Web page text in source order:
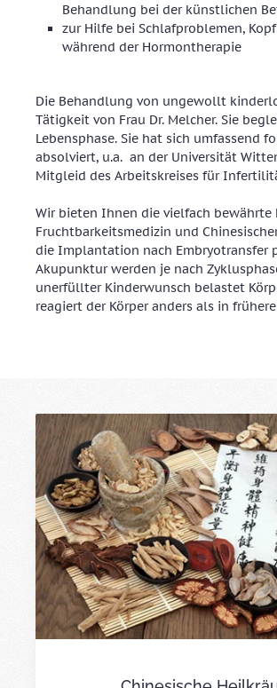
Behandlung bei der künstlichen
zur Hilfe bei Schlafproblemen,
während der Hormontherapie
Die Behandlung von ungewollt
Tätigkeit von Frau Dr. Melcher. Sie
Lebensphase. Sie hat sich umfassend
absolviert, u.a. an der Universität
Mitgleid des Arbeitskreises für
Wir bieten Ihnen die vielfach
Fruchtbarkeitsmedizin und
die Implantation nach Embryotransfer
Akupunktur werden je nach
unerfüllter Kinderwunsch belastet
reagiert der Körper anders als in